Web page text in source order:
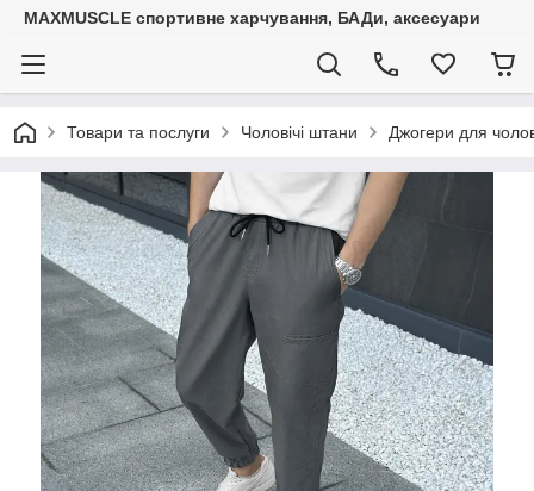
MAXMUSCLE спортивне харчування, БАДи, аксесуари
Товари та послуги Чоловічі штани Джогери для